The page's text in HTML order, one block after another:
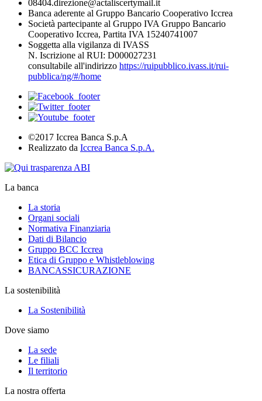
08404.direzione@actaliscertymail.it
Banca aderente al Gruppo Bancario Cooperativo Iccrea
Società partecipante al Gruppo IVA Gruppo Bancario
Cooperativo Iccrea, Partita IVA 15240741007
Soggetta alla vigilanza di IVASS
N. Iscrizione al RUI: D000027231
consultabile all'indirizzo https://ruipubblico.ivass.it/rui-
pubblica/ng/#/home
©2017 Iccrea Banca S.p.A
Realizzato da Iccrea Banca S.p.A.
La banca
La storia
Organi sociali
Normativa Finanziaria
Dati di Bilancio
Gruppo BCC Iccrea
Etica di Gruppo e Whistleblowing
BANCASSICURAZIONE
La sostenibilità
La Sostenibilità
Dove siamo
La sede
Le filiali
Il territorio
La nostra offerta